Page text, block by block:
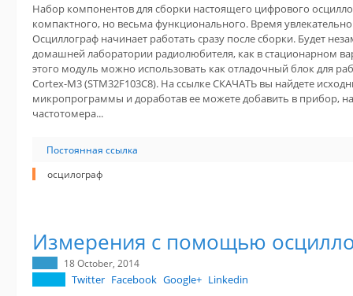
Набор компонентов для сборки настоящего цифрового
компактного, но весьма функционального. Время
Осциллограф начинает работать сразу после сборки. Будет
домашней лаборатории радиолюбителя, как в стационарном
этого модуль можно использовать как отладочный блок для
Cortex-M3 (STM32F103C8). На ссылке СКАЧАТЬ вы найдете
микропрограммы и доработав ее можете добавить в прибор,
частотомера...
Постоянная ссылка
осцилограф
Измерения с помощью
18 October, 2014
Twitter Facebook Google+ Linkedin